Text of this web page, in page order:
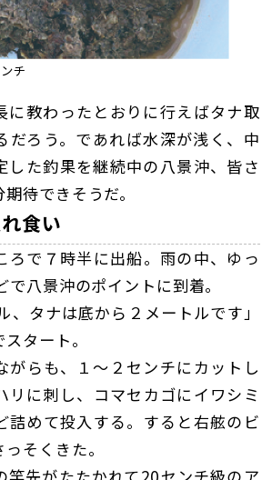
チ
に教わったとおりに行えばタナ取
だろう。であれば水深が浅く、中
した釣果を継続中の八景沖、皆さ
待できそうだ。
食い
ろで７時半に出船。雨の中、ゆっ
八景沖のポイントに到着。
、タナは底から２メートルです」
タート。
がらも、１〜２センチにカットし
リに刺し、コマセカゴにイワシミ
詰めて投入する。すると右舷のビ
そくきた。